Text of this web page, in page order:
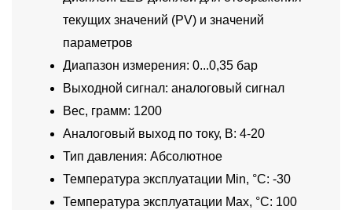
текущих значений (PV) и значений
параметров
Диапазон измерения: 0...0,35 бар
Выходной сигнал: аналоговый сигнал
Вес, грамм: 1200
Аналоговый выход по току, В: 4-20
Тип давления: Абсолютное
Температура эксплуатации Min, °C: -30
Температура эксплуатации Max, °C: 100